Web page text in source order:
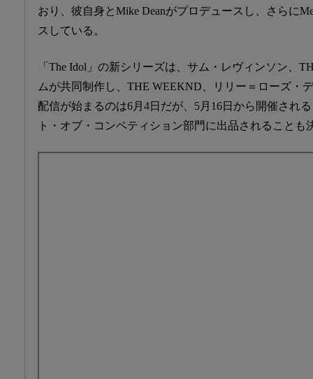
おり、彼自身とMike Deanがプロデュースし、さらに
スしている。
「The Idol」の新シリーズは、サム・レヴィンソン、
ムが共同制作し、THE WEEKND、リリー＝ローズ・
配信が始まるのは6月4日だが、5月16日から開催され
ト・オブ・コンペティション部門に出品されることも